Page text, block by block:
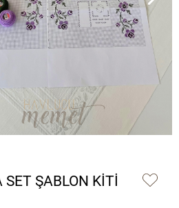
SET ŞABLON KİTİ